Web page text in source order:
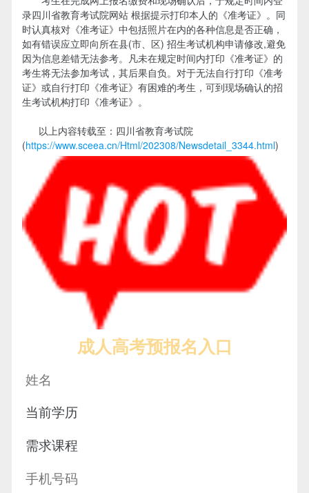
录四川省教育考试院网站 根据提示打印本人的《准考证》。同
时认真核对《准考证》中包括照片在内的各种信息是否正确，
如有错误应立即向所在县(市、区) 招生考试机构申请修改,避免
因为信息差错无法参考。凡未在规定时间内打印《准考证》的
考生将无法参加考试，其后果自负。对于无法自行打印《准考
证》或自行打印《准考证》有困难的考生，可到现场确认的招
生考试机构打印《准考证》。
以上内容转载至：四川省教育考试院
(https://www.sceea.cn/Html/202308/Newsdetail_3344.html)
成人高考预报名入口